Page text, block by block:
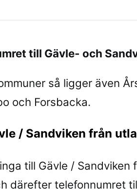
till Gävle- och
så ligger även
och Forsbacka.
/ Sandviken från
till Gävle /
därefter telefonnumret